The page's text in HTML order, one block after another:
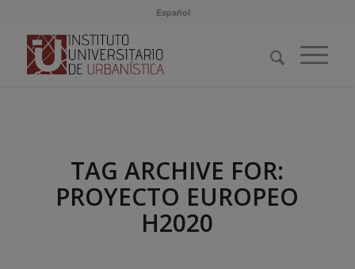
Español
TAG ARCHIVE FOR:
PROYECTO EUROPEO
H2020